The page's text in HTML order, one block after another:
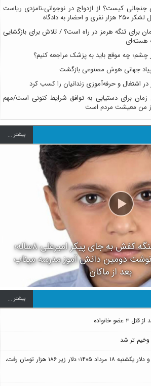
جنجالی کیست؟ از ازدواج در نوجوانی،نامزدی ریاست
به دادگاه
و عمان برای تنگه هرمز در راه است؟ / تلاش برای بازگشایی
هسته‌ای
چشم؛ چه موقع باید به پزشک مراجعه کنیم؟
جهانی هوش مصنوعی بازگشت
اشتغال و حرفه‌آموزی زندانیان را کسب کرد
برای دستیابی به توافق شرایط کنونی است/مهم
من معیشت مردم است
بيشتر ...
فیلم/ دفن یک لنگه کفش به جای پیکر امیرعلی ۸ساله؛
دومین دانش آموز مدرسه میناب
بعد از ماکان
بيشتر ...
خانواده
تر شد
پیش‌بینی قیمت طلا، سکه و دلار یکشنبه ۱۸ مرداد ۱۴۰۵؛ دلار زیر ۱۸۶ هزار تومان رفت،